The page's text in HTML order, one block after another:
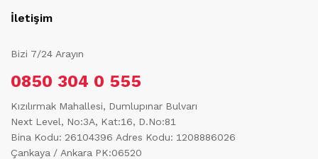
İletişim
Bizi 7/24 Arayın
0850 304 0 555
Kızılırmak Mahallesi, Dumlupınar Bulvarı
Next Level, No:3A, Kat:16, D.No:81
Bina Kodu: 26104396 Adres Kodu: 1208886026
Çankaya / Ankara PK:06520